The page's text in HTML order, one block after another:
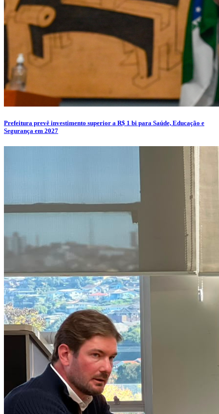
Prefeitura prevê investimento superior a R$ 1 bi para Saúde, Educação e
Segurança em 2027